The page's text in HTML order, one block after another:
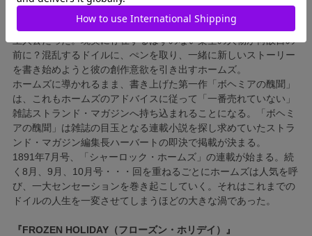
ルの前に見覚えのない人物が姿を現す。シャーロックホームズと
名乗るその男は、ドイルが以前書いた長編小説「緋色の研究」の
主人公だった。現実に存在するはずのない架空の人物が何故目の
前に？混乱するドイルに、ぺンを取り、一緒に新しいストーリー
を書き始めようと彼の創作意欲を引き出すホームズ。
ホームズに導かれるまま、書き上げた第一作「ボヘミアの醜聞」
は、これもホームズのアドバイスに従って「一番売れていない」
雑誌ストランド・マガジンへ持ち込まれることになる。「ボヘミ
アの醜聞」は雑誌の目玉となる連載小説を探し求めていたストラ
ンド・マガジン編集長ハーバートの即決で掲載が決まる。
1891年7月号、「シャーロック・ホームズ」の連載が始まる。続
く8月、9月、10月号・・・回を重ねるごとにホームズは人気を呼
び、一大センセーションを巻き起こしていく。それはこれまでの
ドイルの人生を一変させてしまうほどの大きな渦であった。
『FROZEN HOLIDAY（フローズン・ホリデイ）』